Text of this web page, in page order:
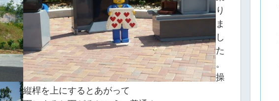
り
ま
し
た
。
操
縦桿を上にするとあがって